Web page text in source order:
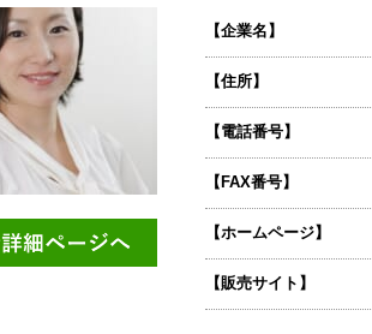
【企業名】
【住所】
【電話番号】
【FAX番号】
【ホームページ】
【販売サイト】